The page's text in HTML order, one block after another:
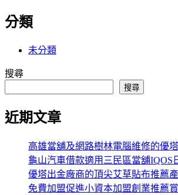
分類
未分類
搜尋
搜尋
近期文章
高雄當舖及網路樹林電腦維修的優
龜山汽車借款適用三民區當舖IQOS
優塔出金廠商的頂尖艾草貼布推薦
免費加盟促進小資本加盟創業推薦